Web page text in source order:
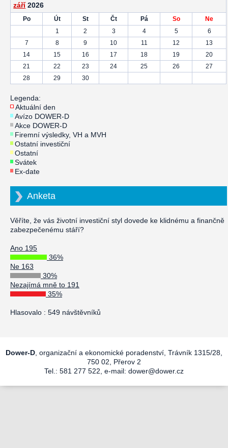
září 2026
Po Út St Čt Pá So
Ne
1
2 3 4 5
6
7
8 9 10 11 12
13
14
15 16 17 18 19
20
21
22 23 24 25 26
27
28
29 30
Legenda:
Aktuální den
Avízo DOWER-D
Akce DOWER-D
Firemní výsledky, VH a MVH
Ostatní investiční
Ostatní
Svátek
Ex-date
Anketa
Věříte, že vás životní investiční styl dovede ke klidnému a finančně
zabezpečenému stáří?
Ano 195
36%
Ne 163
30%
Nezajímá mně to 191
35%
Hlasovalo : 549 návštěvníků
Dower-D , organizační a ekonomické poradenství, Trávník 1315/28,
750 02, Přerov 2
Tel.: 581 277 522, e-mail: dower@dower.cz